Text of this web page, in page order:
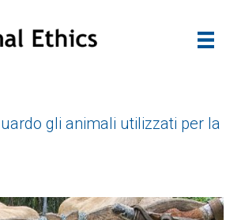
gli animali utilizzati per la